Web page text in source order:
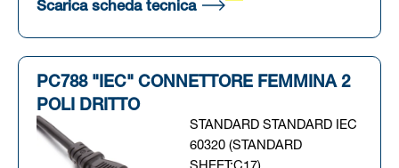
Scarica scheda tecnica (Si apre in una nuova
PC788 "IEC" CONNETTORE FEMMINA 2
POLI DRITTO
STANDARD STANDARD IEC
60320 (STANDARD